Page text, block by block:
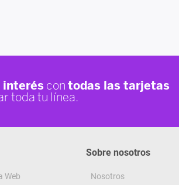
Web
Sobre nosotros
Nosotros